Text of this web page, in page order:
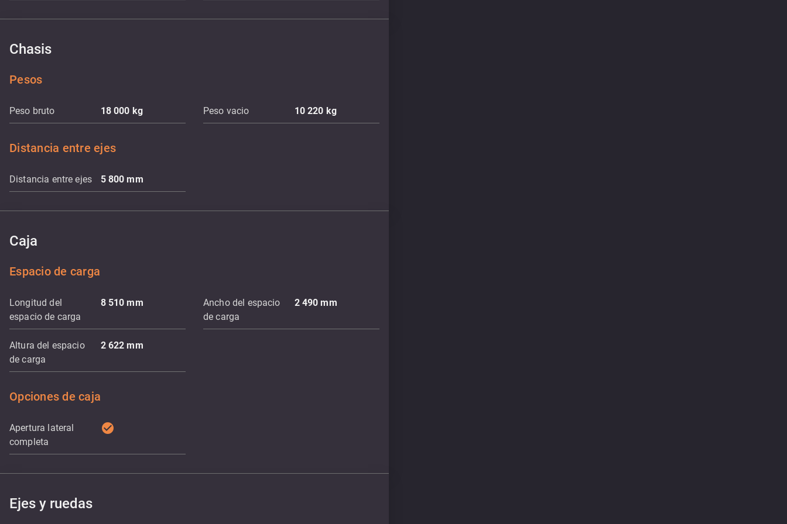
Chasis
Pesos
Peso bruto 18 000 kg Peso vacio 10 220 kg
Distancia entre ejes
Distancia entre ejes 5 800mm
Caja
Espacio de carga
Longitud del
espacio de carga
8 510mm
Ancho del espacio
de carga
2 490mm
Altura del espacio
de carga
2 622mm
Opciones de caja
Apertura lateral
completa
check_circle
Ejes y ruedas